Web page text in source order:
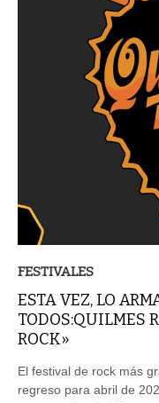
FESTIVALES
ESTA VEZ, LO
TODOS:QUILMES
ROCK»
El festival de rock más
regreso para abril de